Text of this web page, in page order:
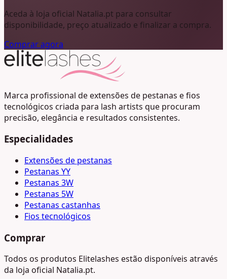
Aceda à loja oficial Natalia.pt para consultar
disponibilidade, preço atualizado e finalizar a compra.
Comprar agora
Marca profissional de extensões de pestanas e fios
tecnológicos criada para lash artists que procuram
precisão, elegância e resultados consistentes.
Especialidades
Extensões de pestanas
Pestanas YY
Pestanas 3W
Pestanas 5W
Pestanas castanhas
Fios tecnológicos
Comprar
Todos os produtos Elitelashes estão disponíveis através
da loja oficial Natalia.pt.